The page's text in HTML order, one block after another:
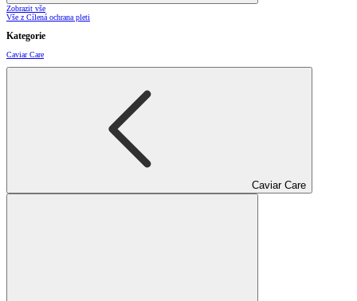
Zobrazit vše
Vše z Cílená ochrana pleti
Kategorie
Caviar Care
Caviar Care